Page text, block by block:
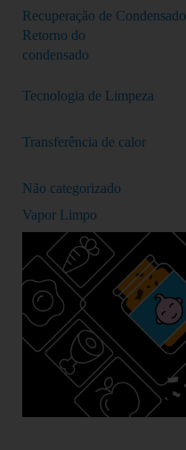
Recuperação de Condensado
Retorno do
condensado
Tecnologia de Limpeza
Transferência de calor
Não categorizado
Vapor Limpo